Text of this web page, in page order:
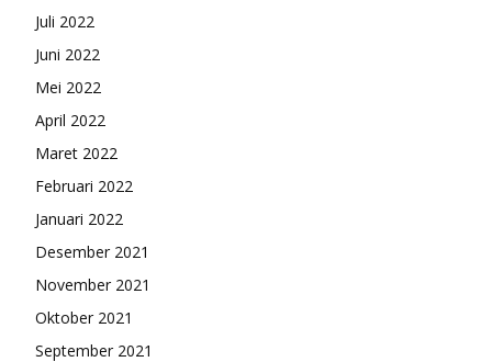
Juli 2022
Juni 2022
Mei 2022
April 2022
Maret 2022
Februari 2022
Januari 2022
Desember 2021
November 2021
Oktober 2021
September 2021